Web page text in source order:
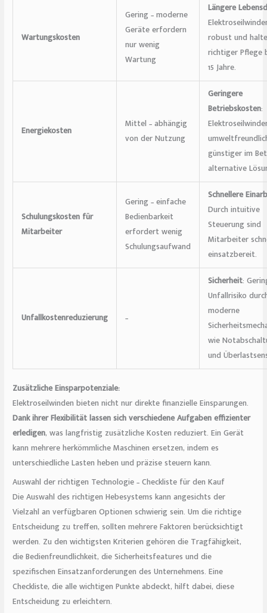
Wartungskosten
Gering – moderne
Geräte erfordern
nur wenig
Wartung
Längere
robust und
richtiger Pflege
15 Jahre.
Energiekosten
Mittel – abhängig
von der Nutzung
Geringere
Betriebskosten:
günstiger im
alternative
Schulungskosten für
Mitarbeiter
Gering – einfache
Bedienbarkeit
erfordert wenig
Schulungsaufwand
Schnellere
Durch intuitive
Steuerung sind
Mitarbeiter
einsatzbereit.
Unfallkostenreduzierung –
Sicherheit:
Unfallrisiko
moderne
wie
und
Zusätzliche Einsparpotenziale:
Elektroseilwinden bieten nicht nur direkte finanzielle Einsparungen.
Dank ihrer Flexibilität lassen sich verschiedene Aufgaben effizienter
erledigen, was langfristig zusätzliche Kosten reduziert. Ein Gerät
kann mehrere herkömmliche Maschinen ersetzen, indem es
unterschiedliche Lasten heben und präzise steuern kann.
Auswahl der richtigen Technologie – Checkliste für den Kauf
Die Auswahl des richtigen Hebesystems kann angesichts der
Vielzahl an verfügbaren Optionen schwierig sein. Um die richtige
Entscheidung zu treffen, sollten mehrere Faktoren berücksichtigt
werden. Zu den wichtigsten Kriterien gehören die Tragfähigkeit,
die Bedienfreundlichkeit, die Sicherheitsfeatures und die
spezifischen Einsatzanforderungen des Unternehmens. Eine
Checkliste, die alle wichtigen Punkte abdeckt, hilft dabei, diese
Entscheidung zu erleichtern.